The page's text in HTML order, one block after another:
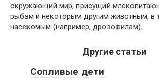
окружающий мир, присущий
рыбам и некоторым другим животным, в
насекомым (например, дрозофилам).
Другие статьи
Сопливые дети